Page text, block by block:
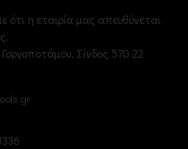
ότι η εταιρία μας απευθύνεται
Σίνδος 570 22